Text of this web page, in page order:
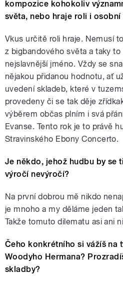
kompozice kohokoliv
světa, nebo hraje roli i osobní
Vkus určitě roli hraje. Nemusí
z bigbandového světa a taky
nejslavnější jméno. Vždy se
nějakou přidanou hodnotu, ať
uvedení skladeb, které v
provedeny či se tak děje
výběrem občas plním i svá
Evanse. Tento rok je to právě
Stravinského Ebony Concerto.
Je někdo, jehož hudbu by se
výročí nevýročí?
Na první dobrou mě nikdo
je mnoho a my děláme jeden
Takže tomuto dilematu asi ani
Čeho konkrétního si vážíš na
Woodyho Hermana?
skladby?